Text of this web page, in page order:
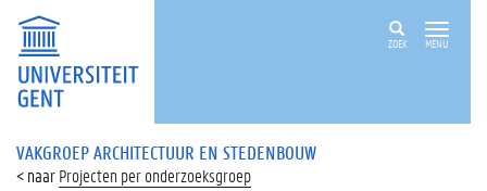
ZOEK MENU
VAKGROEP ARCHITECTUUR EN STEDENBOUW
Projecten per onderzoeksgroep